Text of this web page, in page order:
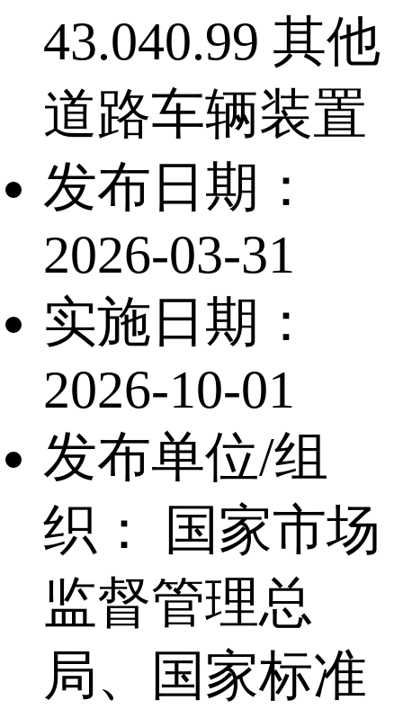
43.040.99 其他
道路车辆装置
发布日期：
2026-03-31
实施日期：
2026-10-01
发布单位/组
织：
国家市场
监督管理总
局、国家标准